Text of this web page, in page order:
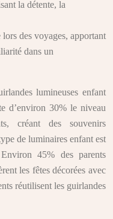
la détente, la
des voyages, apportant
dans un
lumineuses enfant
d’environ 30% le niveau
créant des souvenirs
de luminaires enfant est
45% des parents
les fêtes décorées avec
réutilisent les guirlandes